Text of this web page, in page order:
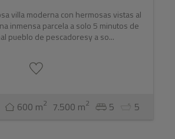
villa moderna con hermosas vistas al
inmensa parcela a solo 5 minutos de
pueblo de pescadoresy a so...
600 m2 7.500 m2 5 5